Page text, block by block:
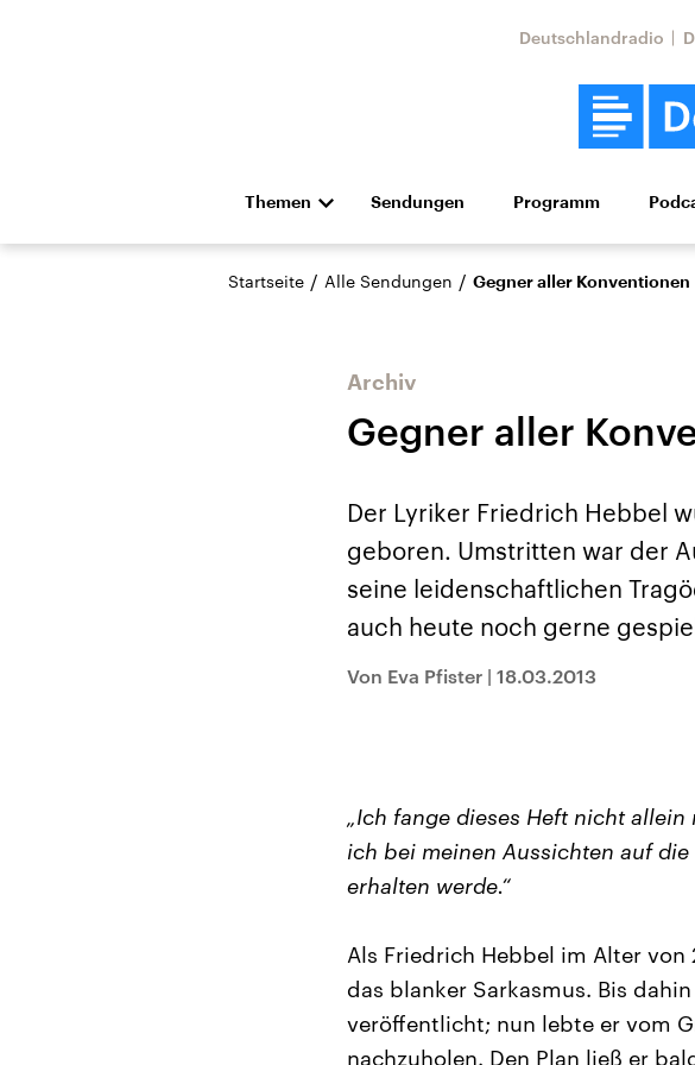
Deutschlandradio
Themen
Die Nachrichten Politik Wirtschaft
Hörspiel und Feature Musik
Anhalt 2026
Sachsen-Anhalt wählt
einen neuen Landtag.
Bundesland von einer
und FDP regiert.-
Umfragen, Prognosen,
Aktuelle Beiträge,
Hintergründe
militärisch gehören die
den mächtigsten
großem Einfluss auf das
aktuelle Weltgeschehen.
Sendungen Programm
Startseite / Alle Sendungen / Gegner aller Konventionen
Archiv
Gegner aller
Der Lyriker Friedrich Hebbel
geboren. Umstritten war der
seine leidenschaftlichen
auch heute noch gerne
Von Eva Pfister | 18.03.2013
„Ich fange dieses Heft nicht
ich bei meinen Aussichten auf
erhalten werde.“
Als Friedrich Hebbel im Alter von
das blanker Sarkasmus. Bis
veröffentlicht; nun lebte er vom
nachzuholen. Den Plan ließ er